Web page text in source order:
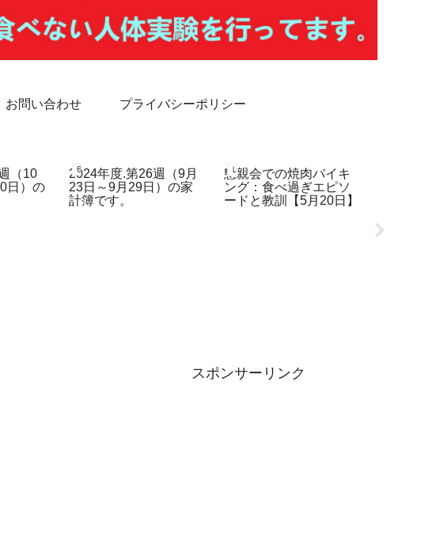
お問い合わせ プライバシーポリシー
簿（10
日）の
60代、オジサンの家計簿
2024年度.第26週（9月
23日～9月29日）の家
計簿です。
レコーディングダイエット
懇親会での焼肉バイキ
ング：食べ過ぎエピソ
ードと教訓【5月20日】
スポンサーリンク